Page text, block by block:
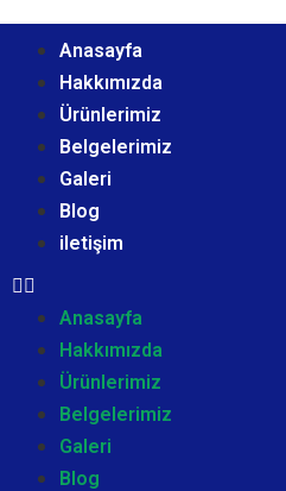
Anasayfa
Hakkımızda
Ürünlerimiz
Belgelerimiz
Galeri
Blog
iletişim
Anasayfa
Hakkımızda
Ürünlerimiz
Belgelerimiz
Galeri
Blog